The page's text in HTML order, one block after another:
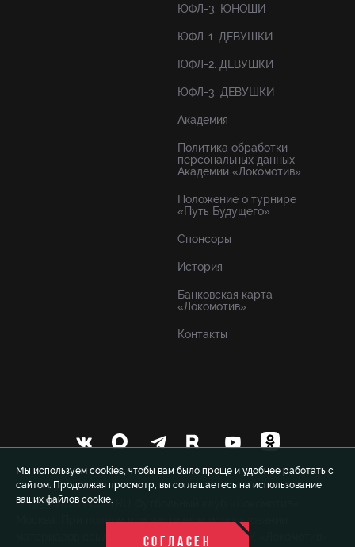
Мы используем cookies, чтобы вам было проще и удобнее работать с
сайтом. Продолжая просмотр, вы соглашаетесь на использование
ваших файлов cookie.
СОГЛАСЕН
ЮФЛ-3. ЮНОШИ
ЮФЛ-1. ДЕВУШКИ
ЮФЛ-2. ДЕВУШКИ
ЮФЛ-3. ДЕВУШКИ
Академия
Политика обработки
персональных данных
Академии «Локомотив»
Положение о турнире
«Путь Будущего»
Спонсоры
История
Банковская карта
«Локомотив»
Контакты
© 1999-2026 FCLM.RU Футбольный клуб «Локомотив»
Москва. При полном или частичном использовании
материалов ссылка на официальный сайт ФК «Локомотив»